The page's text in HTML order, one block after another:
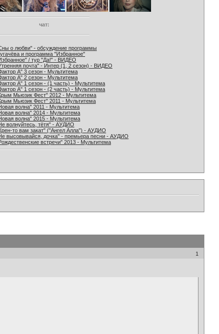
чат:
о любви" - обсуждение программы
и программа "Избранное"
/ тур "Да!" - ВИДЕО
почта" - Интер (1, 2 сезон) - ВИДЕО
А" 3 сезон - Мультитема
А" 2 сезон - Мультитема
А" 1 сезон - (1 часть) - Мультитема
А" 1 сезон - (2 часть) - Мультитема
Мьюзик Фест" 2012 - Мультитема
Мьюзик Фест" 2011 - Мультитема
волна" 2011 - Мультитема
волна" 2014 - Мультитема
волна" 2015 - Мультитема
волнуйтесь, тётя" - АУДИО
то вам закат" ("Ангел Алла") - АУДИО
высовывайся, дочка" - премьера песни - АУДИО
встречи" 2013 - Мультитема
1